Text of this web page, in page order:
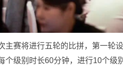
主赛将进行五轮的比拼，第一轮
个级别时长60分钟，进行10个级